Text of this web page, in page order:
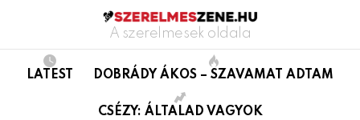
A szerelmesek oldala
LATEST DOBRÁDY ÁKOS – SZAVAMAT ADTAM
CSÉZY: ÁLTALAD VAGYOK